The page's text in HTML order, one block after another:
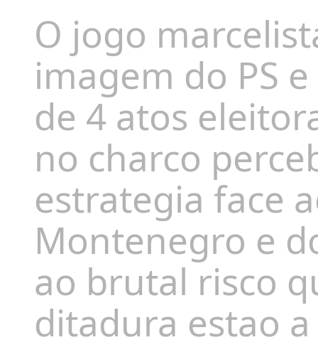
O jogo
imagem do PS
de 4 atos
no charco
estrategia face
Montenegro e
ao brutal risco
ditadura estao